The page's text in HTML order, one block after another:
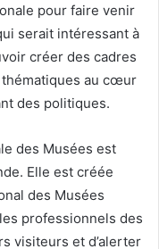
pour faire venir
serait intéressant à
créer des cadres
au cœur
des politiques.
des Musées est
Elle est créée
des Musées
professionnels des
visiteurs et d’alerter